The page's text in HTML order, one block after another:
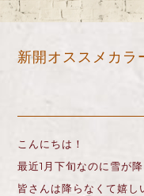
新開オススメカラ
こんにちは！
最近1月下旬なのに雪が
皆さんは降らなくて嬉